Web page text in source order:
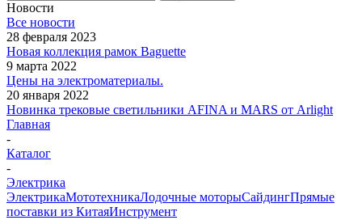
Новости
Все новости
28 февраля 2023
Новая коллекция рамок Baguette
9 марта 2022
Цены на электроматериалы.
20 января 2022
Новинка трековые светильники AFINA и MARS от Arlight
Главная
-
Каталог
-
Электрика
ЭлектрикаМототехникаЛодочные моторыСайдингПрямые
поставки из КитаяИнструмент